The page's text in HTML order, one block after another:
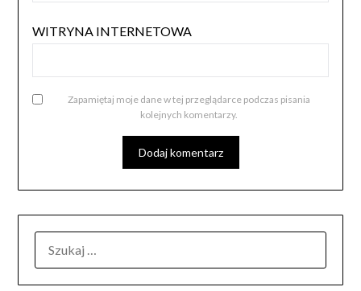
WITRYNA INTERNETOWA
Zapamiętaj moje dane w tej przeglądarce podczas pisania
kolejnych komentarzy.